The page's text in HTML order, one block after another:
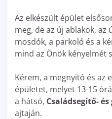
Az elkészült épület
meg, de az új ablakok, az
mosdók, a parkoló és a
mind az Önök kényelmét
Kérem, a megnyitó és az
épületet, melyet 13-15
a hátsó, Családsegítő-
ajtaján.